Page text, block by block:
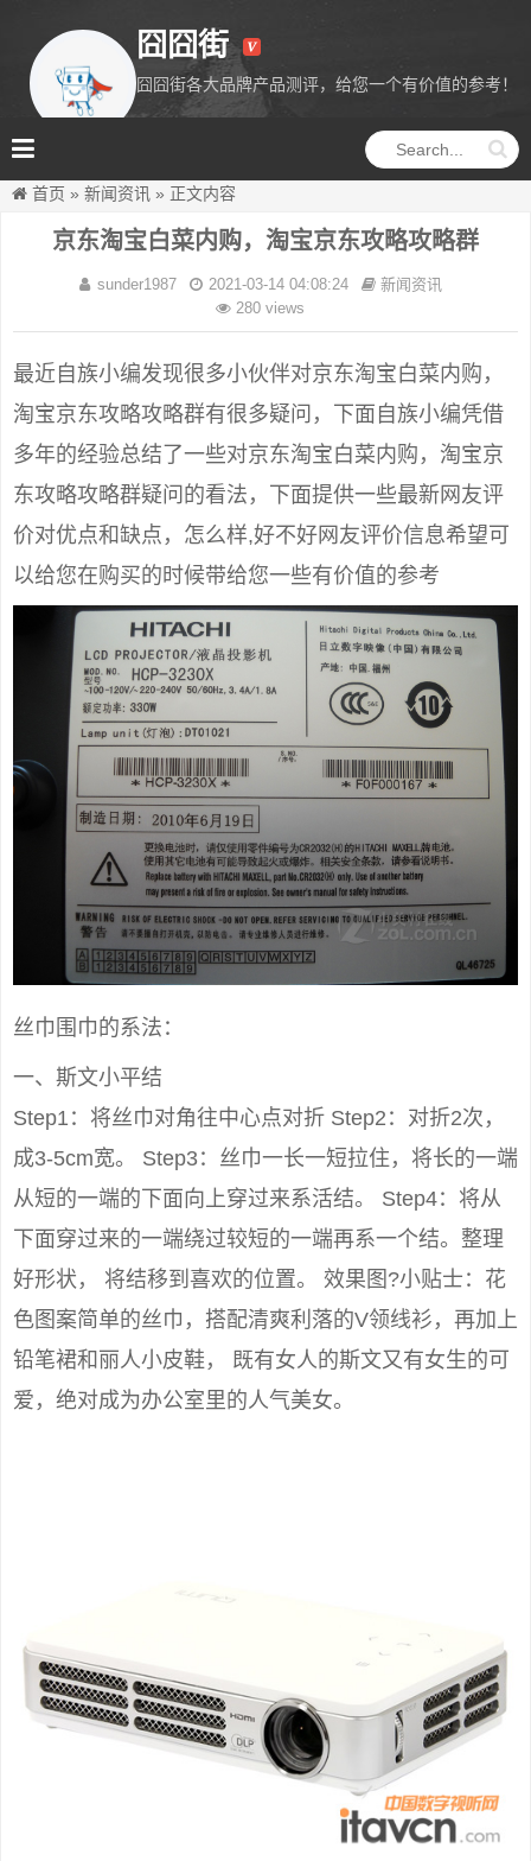
囧囧街
囧囧街各大品牌产品测评，给您一个有价值的参考！
首页 » 新闻资讯 » 正文内容
京东淘宝白菜内购，淘宝京东攻略攻略群
sunder1987 2021-03-14 04:08:24
新闻资讯
280 views
最近自族小编发现很多小伙伴对京东淘宝白菜内购，
淘宝京东攻略攻略群有很多疑问，下面自族小编凭借
多年的经验总结了一些对京东淘宝白菜内购，淘宝京
东攻略攻略群疑问的看法，下面提供一些最新网友评
价对优点和缺点，怎么样,好不好网友评价信息希望可
以给您在购买的时候带给您一些有价值的参考
丝巾围巾的系法：
一、斯文小平结
Step1：将丝巾对角往中心点对折 Step2：对折2次，
成3-5cm宽。 Step3：丝巾一长一短拉住，将长的一端
从短的一端的下面向上穿过来系活结。 Step4：将从
下面穿过来的一端绕过较短的一端再系一个结。整理
好形状， 将结移到喜欢的位置。 效果图?小贴士：花
色图案简单的丝巾，搭配清爽利落的V领线衫，再加上
铅笔裙和丽人小皮鞋， 既有女人的斯文又有女生的可
爱，绝对成为办公室里的人气美女。